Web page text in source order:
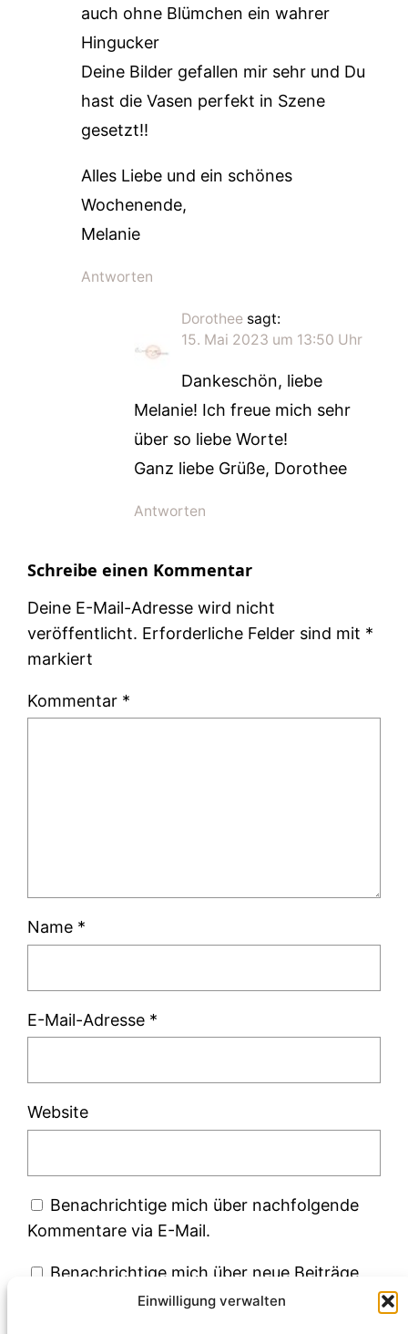
Einwilligung verwalten
auch ohne Blümchen ein wahrer
Hingucker
Deine Bilder gefallen mir sehr und Du
hast die Vasen perfekt in Szene
gesetzt!!
Alles Liebe und ein schönes
Wochenende,
Melanie
Antworten
Dorothee sagt:
15. Mai 2023 um 13:50 Uhr
Dankeschön, liebe
Melanie! Ich freue mich sehr
über so liebe Worte!
Ganz liebe Grüße, Dorothee
Antworten
Schreibe einen Kommentar
Deine E-Mail-Adresse wird nicht
veröffentlicht. Erforderliche Felder sind mit *
markiert
Kommentar *
Name *
E-Mail-Adresse *
Website
Benachrichtige mich über nachfolgende
Kommentare via E-Mail.
Benachrichtige mich über neue Beiträge